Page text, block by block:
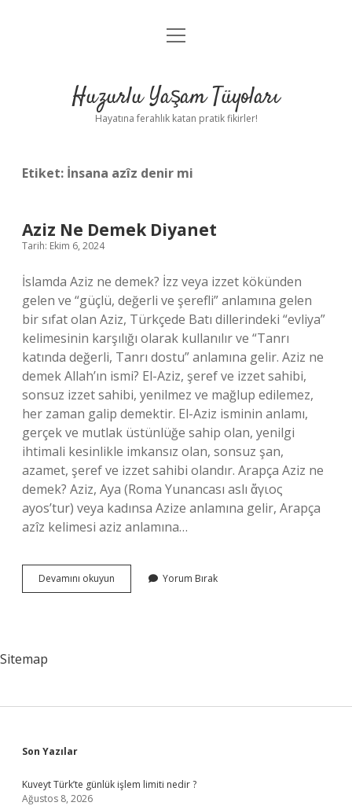
Anasayfa
Yasal Uyarı
menüyü
Huzurlu Yaşam Tüyoları
Hayatına ferahlık katan pratik fikirler!
Etiket: İnsana azîz denir mi
Aziz Ne Demek Diyanet
Tarih: Ekim 6, 2024
İslamda Aziz ne demek? İzz veya izzet kökünden
gelen ve “güçlü, değerli ve şerefli” anlamına gelen
bir sıfat olan Aziz, Türkçede Batı dillerindeki “evliya”
kelimesinin karşılığı olarak kullanılır ve “Tanrı
katında değerli, Tanrı dostu” anlamına gelir. Aziz ne
demek Allah’ın ismi? El-Aziz, şeref ve izzet sahibi,
sonsuz izzet sahibi, yenilmez ve mağlup edilemez,
her zaman galip demektir. El-Aziz isminin anlamı,
gerçek ve mutlak üstünlüğe sahip olan, yenilgi
ihtimali kesinlikle imkansız olan, sonsuz şan,
azamet, şeref ve izzet sahibi olandır. Arapça Aziz ne
demek? Aziz, Aya (Roma Yunancası aslı ἅγιος
ayos’tur) veya kadınsa Azize anlamına gelir, Arapça
azîz kelimesi aziz anlamına…
Devamını okuyun
Ne
Yorum Bırak
Sitemap
Sidebar
Son Yazılar
Kuveyt Türk’te günlük işlem limiti nedir ?
Ağustos 8, 2026